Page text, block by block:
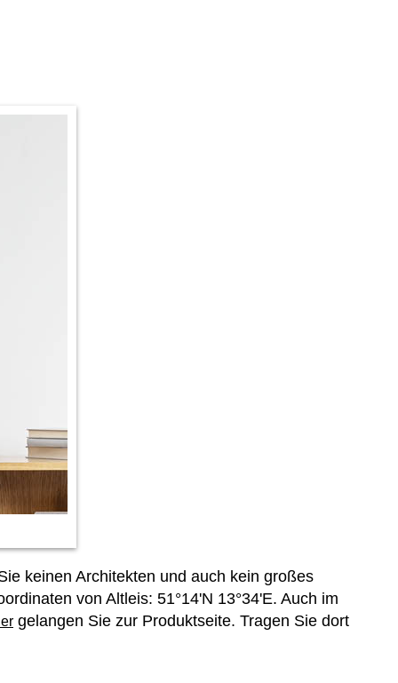
keinen Architekten und auch kein großes
von Altleis: 51°14'N 13°34'E. Auch im
gelangen Sie zur Produktseite. Tragen Sie dort